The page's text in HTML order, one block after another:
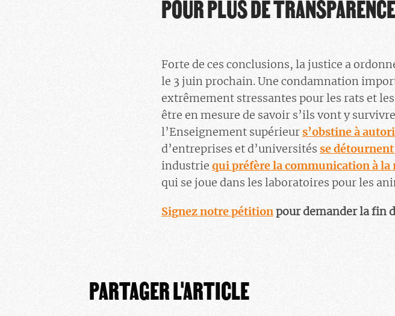
POUR PLUS DE TRANSPARENCE
Forte de ces conclusions, la justice a
le 3 juin prochain. Une condamnation
extrêmement stressantes pour les rats et
être en mesure de savoir s’ils vont y
l’Enseignement supérieur s’obstine à
d’entreprises et d’universités se
industrie qui préfère la communication à la
qui se joue dans les laboratoires pour les
Signez notre pétitionpour demander la fin
PARTAGER L'ARTICLE